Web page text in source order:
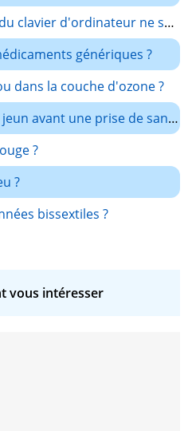
ne sont pas dans l'ordre alphabétique ?
génériques ?
dans la couche d'ozone ?
avant une prise de sang ?
?
?
bissextiles ?
vous intéresser